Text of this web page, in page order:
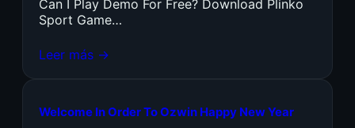
Can I Play Demo For Free? Download Plinko
Sport Game…
Leer más →
Welcome In Order To Ozwin Happy New Year